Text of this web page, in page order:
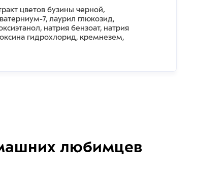
цветов бузины черной,
7, лаурил глюкозид,
натрия бензоат, натрия
гидрохлорид, кремнезем,
любимцев